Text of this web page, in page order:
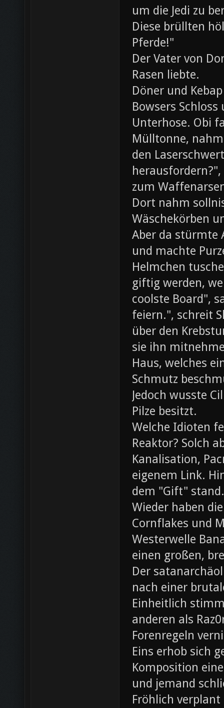
um die Jedi zu
Diese brüllten
Pferde!"
Der Vater von
Rasen liebte.
Döner und
Bowsers
Unterhose. Obi
Mülltonne,
den
zum
Dort nahm
Wäschekörben
Aber da stürmte
und machte
Helmchen
giftig werden,
coolste Board",
feiern.", schreit
über den
sie ihn
Haus, welches
Schmutz
Jedoch wusste
Pilze besitzt.
Welche Idioten
Reaktor? Solch
Kanalisation,
eigenem Link.
dem "Gift" stand.
Wieder haben
Cornflakes und
Westerwelle
einen großen,
Der
nach einer
Einheitlich
anderen als
Forenregeln
Eins erhob sich
Komposition
und jemand
Fröhlich